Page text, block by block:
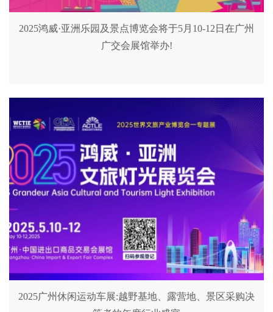
2025鸿威·亚洲乐园及景点博览会将于5月10-12日在广州
广交会展馆举办!
2025广州休闲运动车展:越野基地、露营地、景区采购决